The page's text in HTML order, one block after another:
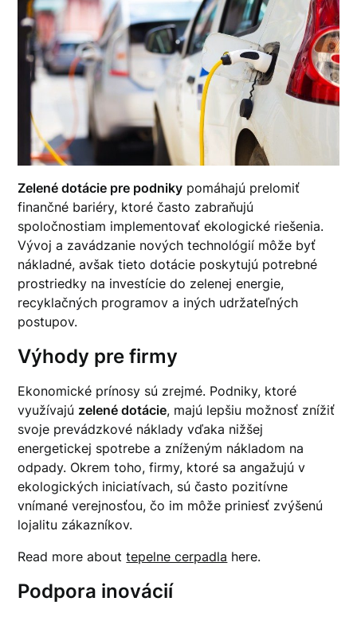
Zelené dotácie pre podniky pomáhajú prelomiť
finančné bariéry, ktoré často zabraňujú
spoločnostiam implementovať ekologické riešenia.
Vývoj a zavádzanie nových technológií môže byť
nákladné, avšak tieto dotácie poskytujú potrebné
prostriedky na investície do zelenej energie,
recyklačných programov a iných udržateľných
postupov.
Výhody pre firmy
Ekonomické prínosy sú zrejmé. Podniky, ktoré
využívajú zelené dotácie, majú lepšiu možnosť znížiť
svoje prevádzkové náklady vďaka nižšej
energetickej spotrebe a zníženým nákladom na
odpady. Okrem toho, firmy, ktoré sa angažujú v
ekologických iniciatívach, sú často pozitívne
vnímané verejnosťou, čo im môže priniesť zvýšenú
lojalitu zákazníkov.
Read more abouttepelne cerpadla here.
Podpora inovácií